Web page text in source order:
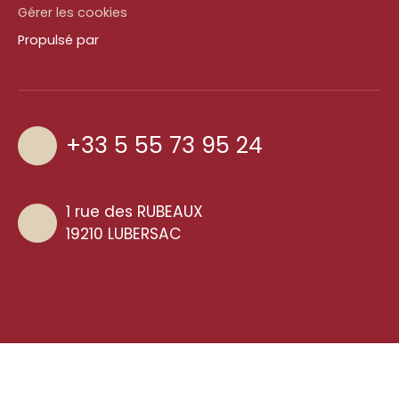
Gérer les cookies
Propulsé par
+33 5 55 73 95 24
1 rue des RUBEAUX
19210 LUBERSAC